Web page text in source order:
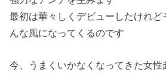
最初は華々しくデビューしたけれ
んな風になってくるのです
今、うまくいかなくなってきた女性